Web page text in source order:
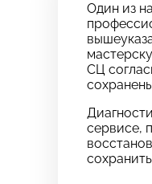
Один из
СЦ
сервисе,